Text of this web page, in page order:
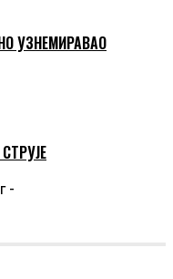
УЗНЕМИРАВАО
-